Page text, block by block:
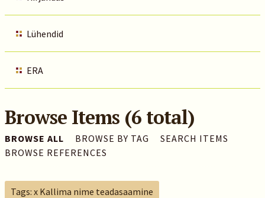
Lühendid
ERA
Browse Items (6 total)
BROWSE ALL BROWSE BY TAG
SEARCH ITEMS
BROWSE REFERENCES
Tags: x Kallima nime teadasaamine